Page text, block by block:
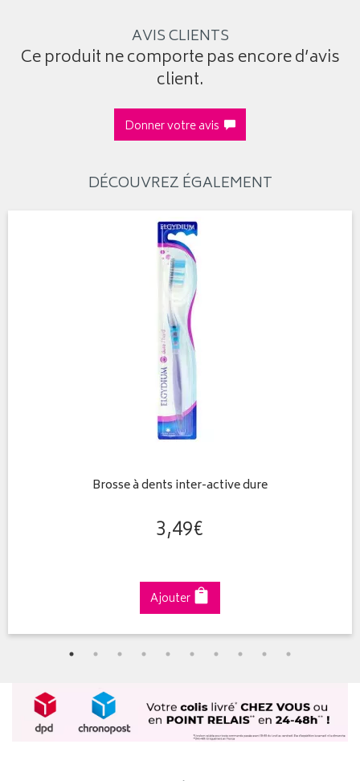
AVIS CLIENTS
Ce produit ne comporte pas encore d’avis
client.
Donner votre avis
DÉCOUVREZ ÉGALEMENT
Brosse à dents inter-active dure
3,49€
Ajouter